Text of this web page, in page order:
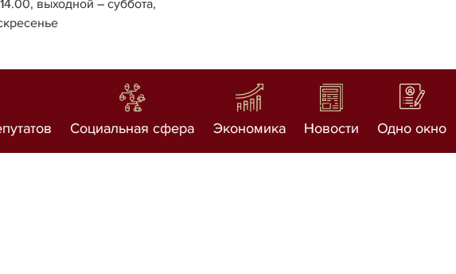
выходной – суббота,
Социальная сфера Экономика Новости Одно окно